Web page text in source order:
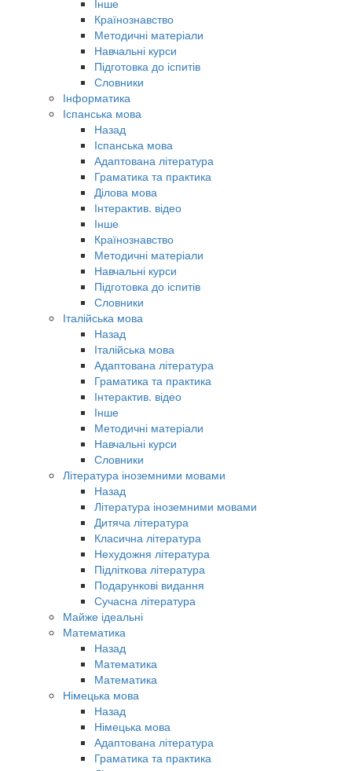
Інше
Країнознавство
Методичні матеріали
Навчальні курси
Підготовка до іспитів
Словники
Інформатика
Іспанська мова
Назад
Іспанська мова
Адаптована література
Граматика та практика
Ділова мова
Інтерактив. відео
Інше
Країнознавство
Методичні матеріали
Навчальні курси
Підготовка до іспитів
Словники
Італійська мова
Назад
Італійська мова
Адаптована література
Граматика та практика
Інтерактив. відео
Інше
Методичні матеріали
Навчальні курси
Словники
Література іноземними мовами
Назад
Література іноземними мовами
Дитяча література
Класична література
Нехудожня література
Підліткова література
Подарункові видання
Сучасна література
Майже ідеальні
Математика
Назад
Математика
Математика
Німецька мова
Назад
Німецька мова
Адаптована література
Граматика та практика